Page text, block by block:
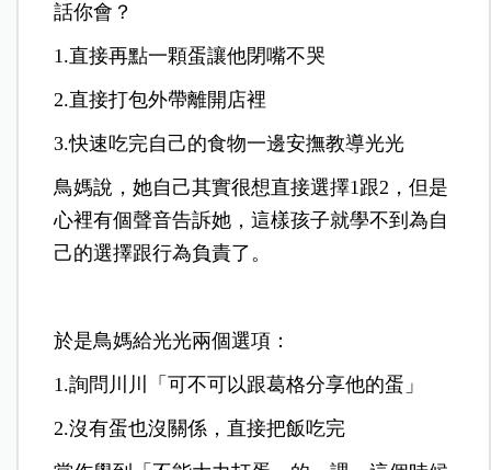
話你會？
1.直接再點一顆蛋讓他閉嘴不哭
2.直接打包外帶離開店裡
3.快速吃完自己的食物一邊安撫教導光光
鳥媽說，她自己其實很想直接選擇1跟2，但是
心裡有個聲音告訴她，這樣孩子就學不到為自
己的選擇跟行為負責了。
於是鳥媽給光光兩個選項：
1.詢問川川「可不可以跟葛格分享他的蛋」
2.沒有蛋也沒關係，直接把飯吃完